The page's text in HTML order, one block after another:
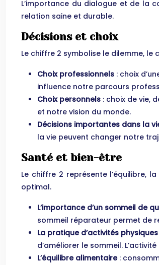
L’importance du dialogue et de la
relation saine et durable.
Décisions et choix
Le chiffre 2 symbolise le dilemme,
Choix professionnels : choix
influence notre parcours
Choix personnels : choix de vie,
et notre vision du monde.
Décisions importantes dans la
la vie peuvent changer notre
Santé et bien-être
Le chiffre 2 représente l’équilibre,
optimal.
L’importance d’un sommeil de
sommeil réparateur permet de
La pratique d’activités physiques
d’améliorer le sommeil.
L’équilibre alimentaire :